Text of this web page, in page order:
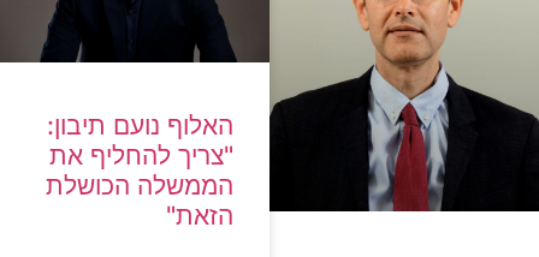
האלוף נועם תיבון:
"צריך להחליף את
הממשלה הכושלת
הזאת"